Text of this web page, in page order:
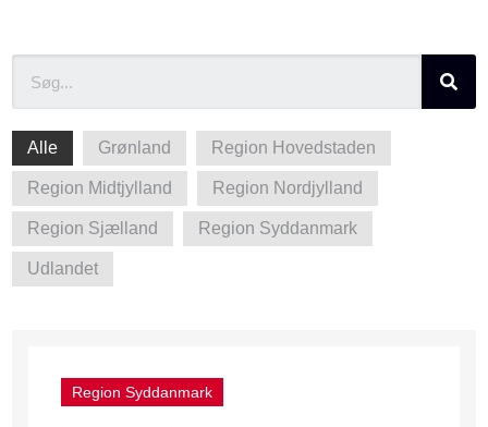
Alle Grønland Region Hovedstaden
Region Midtjylland Region Nordjylland
Region Sjælland Region Syddanmark
Udlandet
Region Syddanmark